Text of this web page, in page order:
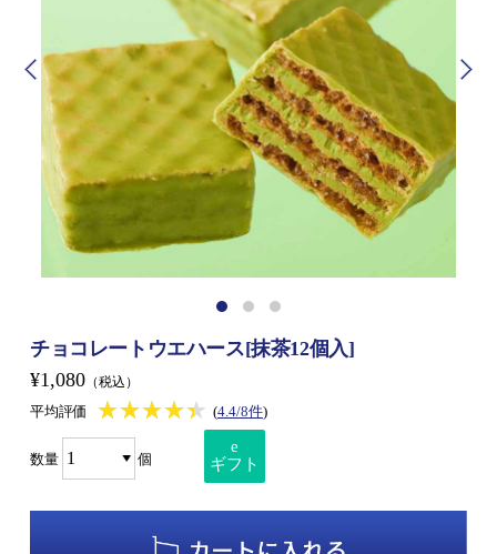
チョコレートウエハース[抹茶12個入]
¥1,080 （税込）
平均評価 ★★★★★
★★★★★ (4.4/8件)
数量 個
e
ギフト